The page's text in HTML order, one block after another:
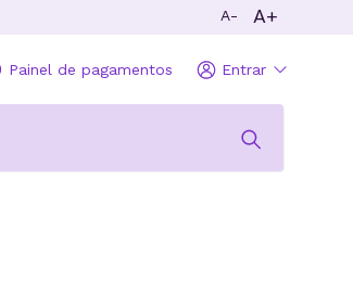
A- A+
Painel de pagamentos Entrar